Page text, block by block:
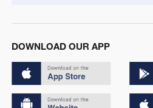
DOWNLOAD OUR APP